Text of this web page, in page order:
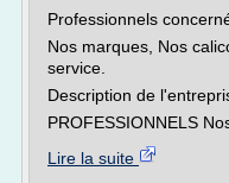
Professionnels
Nos marques, Nos
service.
Description de
PROFESSIONNELS
Lire la suite